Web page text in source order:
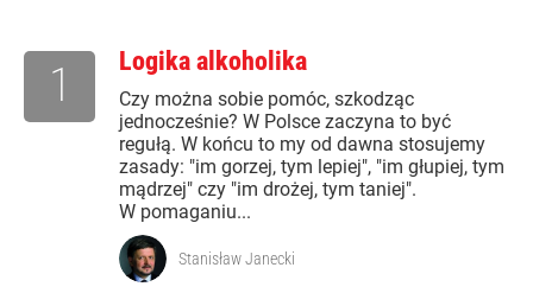
Logika alkoholika
Czy można sobie pomóc, szkodząc
jednocześnie? W Polsce zaczyna to być
regułą. W końcu to my od dawna stosujemy
zasady: "im gorzej, tym lepiej", "im głupiej, tym
mądrzej" czy "im drożej, tym taniej".
W pomaganiu...
1
Stanisław Janecki